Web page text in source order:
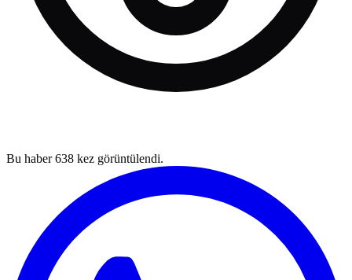
Bu haber638 kez görüntülendi.